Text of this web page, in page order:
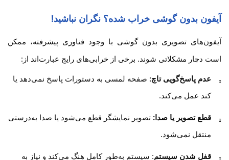
آیفون بدون گوشی خراب شده؟ نگران نباشید!
آیفون‌های تصویری بدون گوشی با وجود فناوری پیشرفته، ممکن
است دچار مشکلاتی شوند. برخی از خرابی‌های رایج عبارت‌اند از:
عدم پاسخ‌گویی تاچ: صفحه لمسی به دستورات پاسخ نمی‌دهد یا
کند عمل می‌کند.
قطع تصویر یا صدا: تصویر نمایشگر قطع می‌شود یا صدا به‌درستی
منتقل نمی‌شود.
قفل شدن سیستم: سیستم به‌طور کامل هنگ می‌کند و نیاز به